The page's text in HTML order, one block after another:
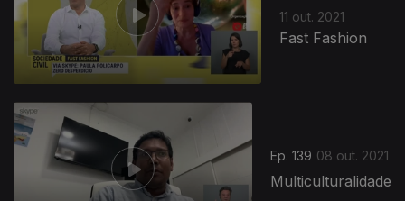
11 out. 2021
Fast Fashion
Ep. 139 08 out. 2021
Multiculturalidade